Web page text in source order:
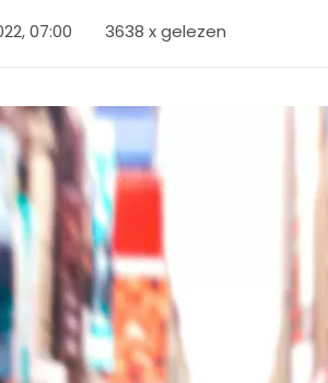
07:00 3638 x gelezen